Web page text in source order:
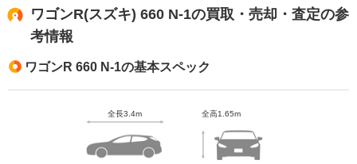
ワゴンR(スズキ) 660 N-1の買取・売却・査定の参
考情報
ワゴンR 660 N-1の基本スペック
全長3.4m 全高1.65m